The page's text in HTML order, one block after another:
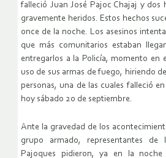
falleció Juan José Pajoc Chajaj y dos
gravemente heridos. Estos hechos
once de la noche. Los asesinos
que más comunitarios estaban
entregarlos a la Policía, momento en
uso de sus armas de fuego, hiriendo
personas, una de las cuales falleció
hoy sábado 20 de septiembre.
Ante la gravedad de los
grupo armado, representantes
Pajoques pidieron, ya en la